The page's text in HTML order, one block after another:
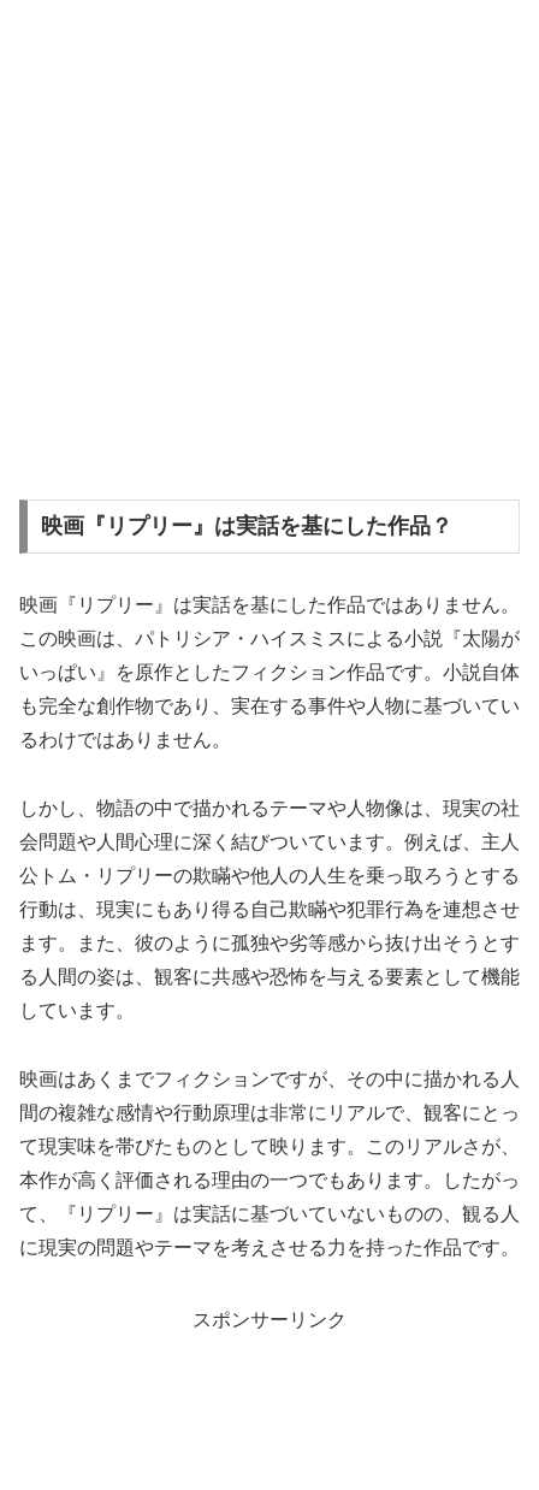
映画『リプリー』は実話を基にした作品？
映画『リプリー』は実話を基にした作品ではありません。
この映画は、パトリシア・ハイスミスによる小説『太陽が
いっぱい』を原作としたフィクション作品です。小説自体
も完全な創作物であり、実在する事件や人物に基づいてい
るわけではありません。
しかし、物語の中で描かれるテーマや人物像は、現実の社
会問題や人間心理に深く結びついています。例えば、主人
公トム・リプリーの欺瞞や他人の人生を乗っ取ろうとする
行動は、現実にもあり得る自己欺瞞や犯罪行為を連想させ
ます。また、彼のように孤独や劣等感から抜け出そうとす
る人間の姿は、観客に共感や恐怖を与える要素として機能
しています。
映画はあくまでフィクションですが、その中に描かれる人
間の複雑な感情や行動原理は非常にリアルで、観客にとっ
て現実味を帯びたものとして映ります。このリアルさが、
本作が高く評価される理由の一つでもあります。したがっ
て、『リプリー』は実話に基づいていないものの、観る人
に現実の問題やテーマを考えさせる力を持った作品です。
スポンサーリンク